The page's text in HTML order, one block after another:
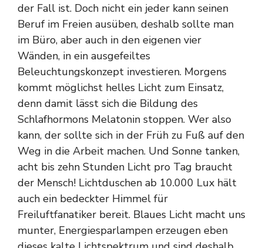
der Fall ist. Doch nicht ein jeder kann seinen
Beruf im Freien ausüben, deshalb sollte man
im Büro, aber auch in den eigenen vier
Wänden, in ein ausgefeiltes
Beleuchtungskonzept investieren. Morgens
kommt möglichst helles Licht zum Einsatz,
denn damit lässt sich die Bildung des
Schlafhormons Melatonin stoppen. Wer also
kann, der sollte sich in der Früh zu Fuß auf den
Weg in die Arbeit machen. Und Sonne tanken,
acht bis zehn Stunden Licht pro Tag braucht
der Mensch! Lichtduschen ab 10.000 Lux hält
auch ein bedeckter Himmel für
Freiluftfanatiker bereit. Blaues Licht macht uns
munter, Energiesparlampen erzeugen eben